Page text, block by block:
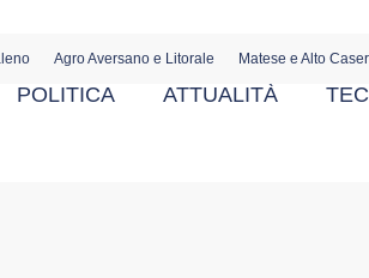
Agro Aversano e Litorale Matese e Alto
POLITICA ATTUALITÀ